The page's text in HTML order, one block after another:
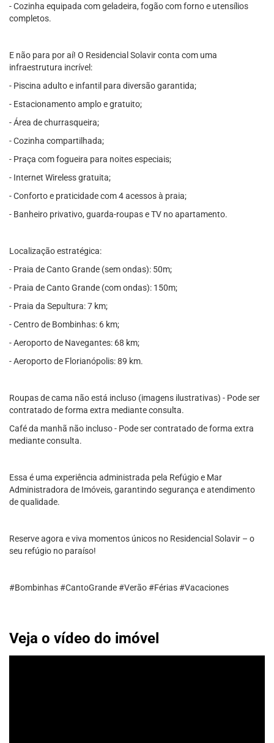
- Cozinha equipada com geladeira, fogão com forno e utensílios
completos.
E não para por aí! O Residencial Solavir conta com uma
infraestrutura incrível:
- Piscina adulto e infantil para diversão garantida;
- Estacionamento amplo e gratuito;
- Área de churrasqueira;
- Cozinha compartilhada;
- Praça com fogueira para noites especiais;
- Internet Wireless gratuita;
- Conforto e praticidade com 4 acessos à praia;
- Banheiro privativo, guarda-roupas e TV no apartamento.
Localização estratégica:
- Praia de Canto Grande (sem ondas): 50m;
- Praia de Canto Grande (com ondas): 150m;
- Praia da Sepultura: 7 km;
- Centro de Bombinhas: 6 km;
- Aeroporto de Navegantes: 68 km;
- Aeroporto de Florianópolis: 89 km.
Roupas de cama não está incluso (imagens ilustrativas) - Pode ser
contratado de forma extra mediante consulta.
Café da manhã não incluso - Pode ser contratado de forma extra
mediante consulta.
Essa é uma experiência administrada pela Refúgio e Mar
Administradora de Imóveis, garantindo segurança e atendimento
de qualidade.
Reserve agora e viva momentos únicos no Residencial Solavir – o
seu refúgio no paraíso!
#Bombinhas #CantoGrande #Verão #Férias #Vacaciones
Veja o vídeo do imóvel